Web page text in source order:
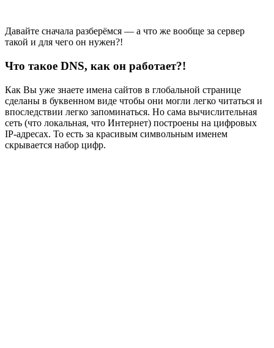
Давайте сначала разберёмся — а что же вообще за сервер
такой и для чего он нужен?!
Что такое DNS, как он работает?!
Как Вы уже знаете имена сайтов в глобальной странице
сделаны в буквенном виде чтобы они могли легко читаться и
впоследствии легко запоминаться. Но сама вычислительная
сеть (что локальная, что Интернет) построены на цифровых
IP-адресах. То есть за красивым символьным именем
скрывается набор цифр.